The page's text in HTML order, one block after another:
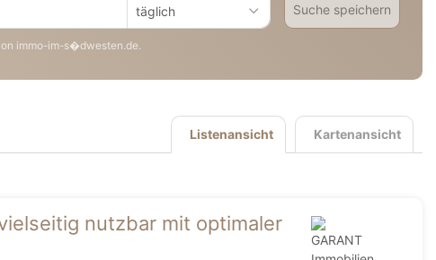
täglich Suche speichern
immo-im-s�dwesten.de.
Kartenansicht
Listenansicht
nutzbar mit optimaler